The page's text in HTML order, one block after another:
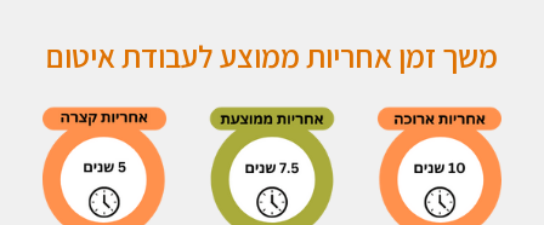
משך זמן אחריות ממוצע לעבודת איטום